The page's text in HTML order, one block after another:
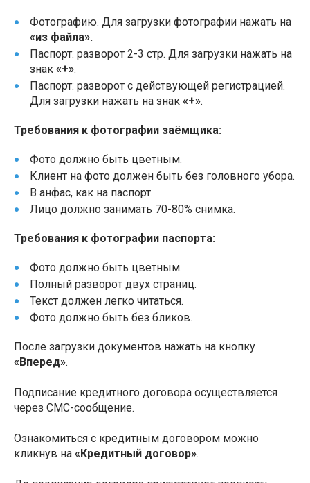
Фотографию. Для загрузки фотографии нажать на
«из файла».
Паспорт: разворот 2-3 стр. Для загрузки нажать на
знак «+».
Паспорт: разворот с действующей регистрацией.
Для загрузки нажать на знак «+».
Требования к фотографии заёмщика:
Фото должно быть цветным.
Клиент на фото должен быть без головного убора.
В анфас, как на паспорт.
Лицо должно занимать 70-80% снимка.
Требования к фотографии паспорта:
Фото должно быть цветным.
Полный разворот двух страниц.
Текст должен легко читаться.
Фото должно быть без бликов.
После загрузки документов нажать на кнопку
«Вперед».
Подписание кредитного договора осуществляется
через СМС-сообщение.
Ознакомиться с кредитным договором можно
кликнув на «Кредитный договор».